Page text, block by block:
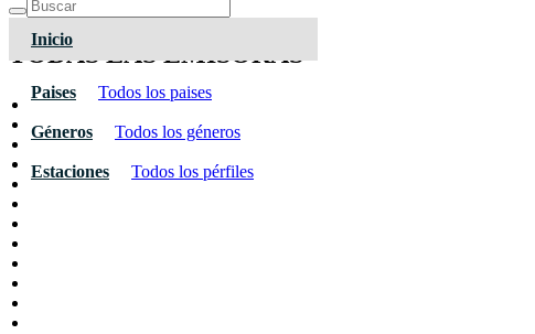
Inicio
Paises Todos los paises
Géneros Todos los géneros
Estaciones Todos los pérfiles
TODAS LAS EMISORAS